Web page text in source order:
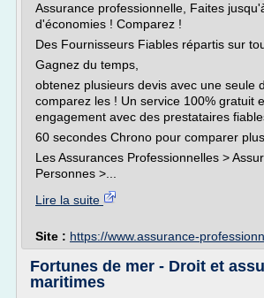
Assurance professionnelle, Faites
d'économies ! Comparez !
Des Fournisseurs Fiables répartis sur
Gagnez du temps,
obtenez plusieurs devis avec une seule
comparez les ! Un service 100% gratuit
engagement avec des prestataires
60 secondes Chrono pour comparer
Les Assurances Professionnelles >
Personnes >...
Lire la suite
Site : https://www.assurance-
Fortunes de mer - Droit et
maritimes